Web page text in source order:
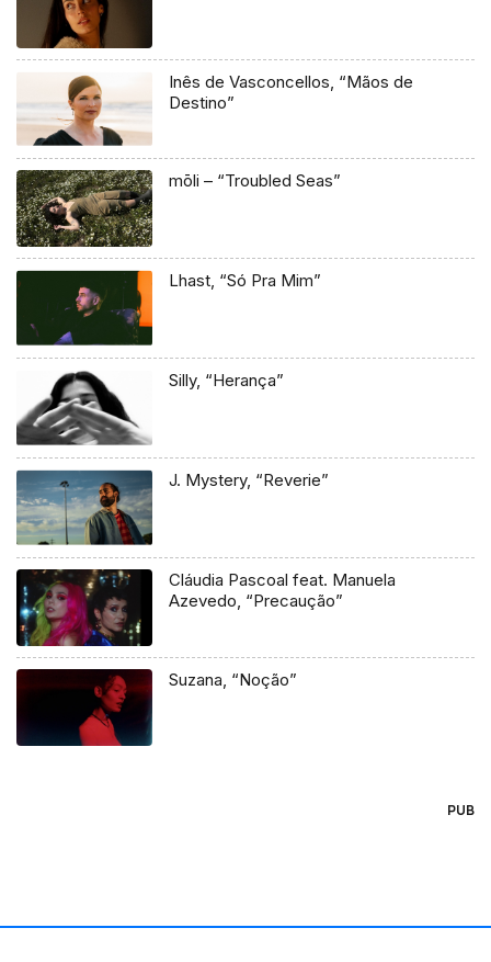
Inês de Vasconcellos, “Mãos de
Destino”
mōli – “Troubled Seas”
Lhast, “Só Pra Mim”
Silly, “Herança”
J. Mystery, “Reverie”
Cláudia Pascoal feat. Manuela
Azevedo, “Precaução”
Suzana, “Noção”
PUB